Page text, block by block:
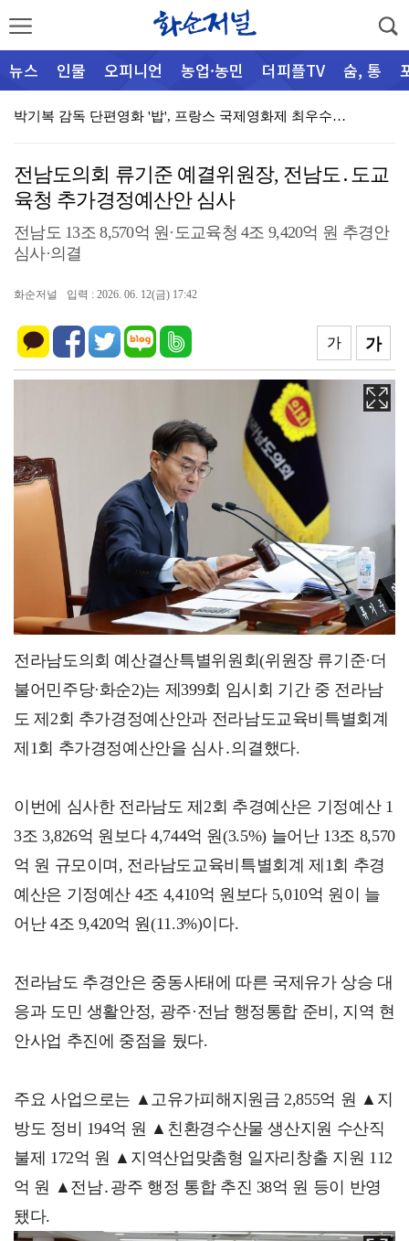
뉴스 인물 오피니언 농업·농민 더피플TV 숨, 통
군, 여름 피서철 산림 내 불법행위 집중단속
어울림가정상담센터, “마을 찾아 양성평등교육 알리 go…
화순경찰, 112 신고 사건 분석 회의 개최
[심층취재] 행정과 공기업 사이에 멈춘 진입로
능주면 주민자치센터, 폭염 속 오일장 ‘시원한 생수 나…
(사)아트포, 전남 청소년 음악축제 ‘2026 Artf…
박기복 감독 단편영화 '밥', 프랑스 국제영화제 최우수…
전남도의회 류기준 예결위원장, 전남도․도교
육청 추가경정예산안 심사
전남도 13조 8,570억 원·도교육청 4조 9,420억 원 추경안
심사·의결
화순저널 입력 : 2026. 06. 12(금) 17:42
가
가
전라남도의회 예산결산특별위원회(위원장 류기준·더
불어민주당·화순2)는 제399회 임시회 기간 중 전라남
도 제2회 추가경정예산안과 전라남도교육비특별회계
제1회 추가경정예산안을 심사․의결했다.
이번에 심사한 전라남도 제2회 추경예산은 기정예산 1
3조 3,826억 원보다 4,744억 원(3.5%) 늘어난 13조 8,570
억 원 규모이며, 전라남도교육비특별회계 제1회 추경
예산은 기정예산 4조 4,410억 원보다 5,010억 원이 늘
어난 4조 9,420억 원(11.3%)이다.
전라남도 추경안은 중동사태에 따른 국제유가 상승 대
응과 도민 생활안정, 광주·전남 행정통합 준비, 지역 현
안사업 추진에 중점을 뒀다.
주요 사업으로는 ▲고유가피해지원금 2,855억 원 ▲지
방도 정비 194억 원 ▲친환경수산물 생산지원 수산직
불제 172억 원 ▲지역산업맞춤형 일자리창출 지원 112
억 원 ▲전남․광주 행정 통합 추진 38억 원 등이 반영
됐다.